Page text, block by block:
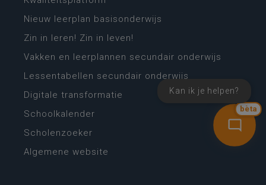
bèta
Kan ik je helpen?
Nieuw leerplan basisonderwijs
Zin in leren! Zin in leven!
Vakken en leerplannen secundair onderwijs
Lessentabellen secundair onderwijs
Digitale transformatie
Schoolkalender
Scholenzoeker
Algemene website